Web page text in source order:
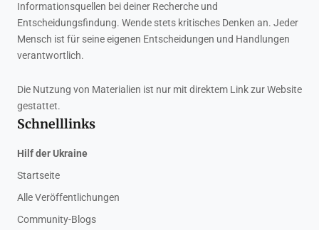
Informationsquellen bei deiner Recherche und
Entscheidungsfindung. Wende stets kritisches Denken an. Jeder
Mensch ist für seine eigenen Entscheidungen und Handlungen
verantwortlich.
Die Nutzung von Materialien ist nur mit direktem Link zur Website
gestattet.
Schnelllinks
Hilf der Ukraine
Startseite
Alle Veröffentlichungen
Community-Blogs